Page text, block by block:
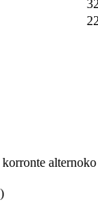
alternoko